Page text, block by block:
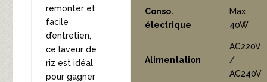
remonter et
facile
d’entretien,
ce laveur de
riz est idéal
pour gagner
Conso.
électrique
Max
40W
Alimentation
AC220V
/
AC240V